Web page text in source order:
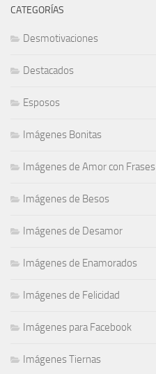
CATEGORÍAS
Desmotivaciones
Destacados
Esposos
Imágenes Bonitas
Imágenes de Amor con Frases
Imágenes de Besos
Imágenes de Desamor
Imágenes de Enamorados
Imágenes de Felicidad
Imágenes para Facebook
Imágenes Tiernas